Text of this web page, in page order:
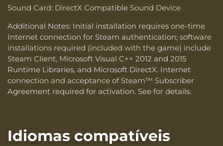
Sound Card: DirectX Compatible Sound Device
Additional Notes: Initial installation requires one-time
Internet connection for Steam authentication; software
installations required (included with the game) include
Steam Client, Microsoft Visual C++ 2012 and 2015
Runtime Libraries, and Microsoft DirectX. Internet
connection and acceptance of Steam™ Subscriber
Agreement required for activation. See for details.
Idiomas compatíveis